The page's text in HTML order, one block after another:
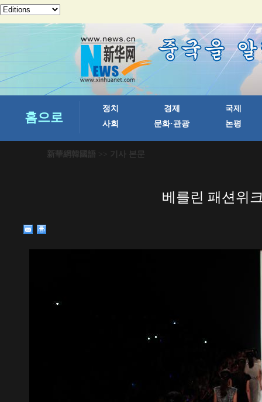
新華網韓國語 >> 기사 본문
베를린 패션위